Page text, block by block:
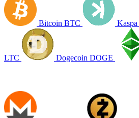
Bitcoin BTC Kaspa
LTC Dogecoin DOGE